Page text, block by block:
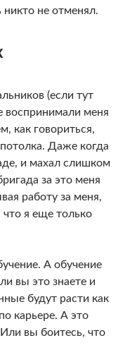
не отменял.
(если тут
воспринимали меня
как говориться,
Даже когда
и махал слишком
за это меня
работу за меня,
что я еще только
А обучение
вы это знаете и
будут расти как
карьере. А это
вы боитесь, что